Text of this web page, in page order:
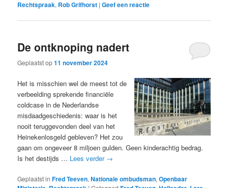
Rechtspraak, Rob Grifhorst |Geef een reactie
De ontknoping nadert
Geplaatst op11 november 2024
Het is misschien wel de meest tot de
verbeelding sprekende financiële
coldcase in de Nederlandse
misdaadgeschiedenis: waar is het
nooit teruggevonden deel van het
Heinekenlosgeld gebleven? Het zou
gaan om ongeveer 8 miljoen gulden. Geen kinderachtig bedrag.
Is het destijds … Lees verder →
Geplaatst in Fred Teeven,Nationale ombudsman,Openbaar